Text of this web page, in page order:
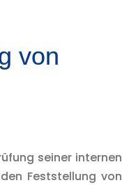
von
seiner internen
Feststellung von